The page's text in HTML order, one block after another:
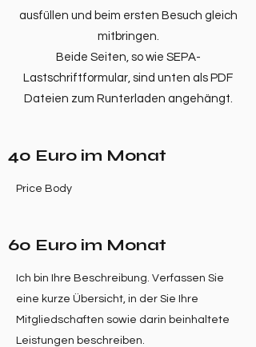
ausfüllen und beim ersten Besuch gleich
mitbringen.
Beide Seiten, so wie SEPA-
Lastschriftformular, sind unten als PDF
Dateien zum Runterladen angehängt.
40 Euro im Monat
Price Body
60 Euro im Monat
Ich bin Ihre Beschreibung. Verfassen Sie
eine kurze Übersicht, in der Sie Ihre
Mitgliedschaften sowie darin beinhaltete
Leistungen beschreiben.